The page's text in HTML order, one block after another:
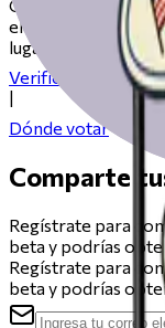
Consulta nuestros
el día de las
lugar de votación.
Verifica tu registro
Dónde votar
Comparte
Regístrate para
beta y podrías
Regístrate para
beta y podrías